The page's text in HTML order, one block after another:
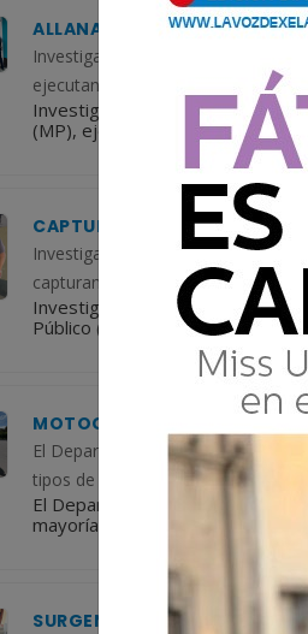
ALLANAMIENTOS EN
Investigadores de la División
ejecutan este jueves nueve
Investigadores de la División
(MP), ejecutan este jueves
CAPTURAN A SEÑALADO DE
Investigadores de la División
capturan a un hombre señalado
Investigadores de la División
Público (MP), capturan a un
MOTOCICLETAS
El Departamento de Tránsito de
tipos de vehículos y modalidades
El Departamento de Tránsito de
mayoría de tipos de vehículos y
SURGEN MÁS DETALLES DE